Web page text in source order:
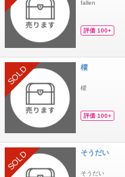
fallen
評価 100+
SOLD 櫂
櫂
評価 100+
SOLD そうだい
そうだい